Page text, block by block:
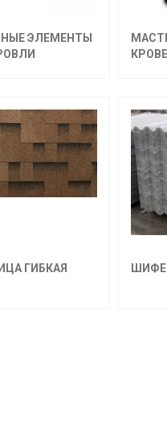
ЭЛЕМЕНТЫ
ГИБКАЯ